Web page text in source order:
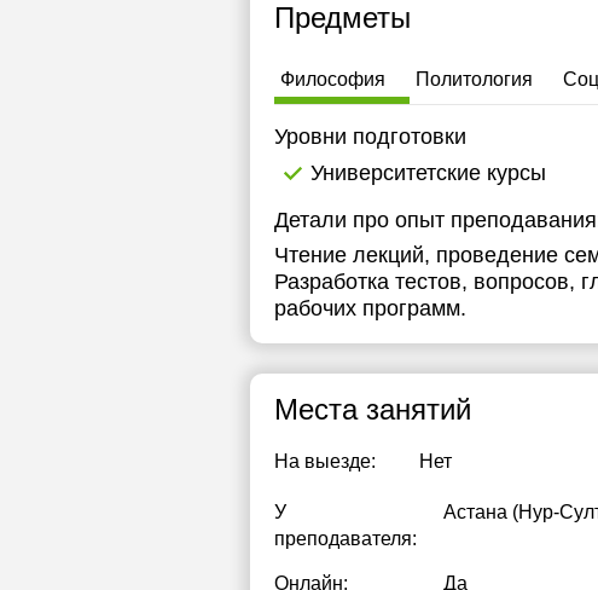
Предметы
Философия Политология
Уровни подготовки
Университетские курсы
Детали про опыт
Чтение лекций, проведение
Разработка тестов, вопросов,
рабочих программ.
Места занятий
На выезде: Нет
У
преподавателя:
Астана (Нур-
Онлайн: Да
13:30
14:30
15:00
15:30